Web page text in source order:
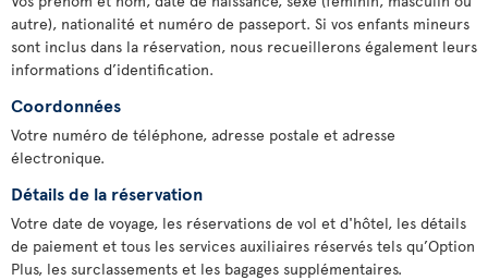
autre), nationalité et numéro de passeport. Si vos enfants mineurs
sont inclus dans la réservation, nous recueillerons également leurs
informations d’identification.
Coordonnées
Votre numéro de téléphone, adresse postale et adresse
électronique.
Détails de la réservation
Votre date de voyage, les réservations de vol et d'hôtel, les détails
de paiement et tous les services auxiliaires réservés tels qu’Option
Plus, les surclassements et les bagages supplémentaires.